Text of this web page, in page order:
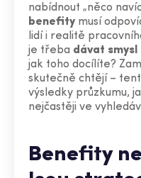
nabídnout „něco
benefity musí
lidí i realitě
je třeba dávat smysl
jak toho docílíte?
skutečně chtějí –
výsledky průzkumu,
nejčastěji ve
Benefity